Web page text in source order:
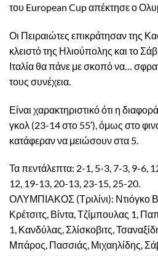
του European Cup απέκτησε ο
Οι Πειραιώτες επικράτησαν της
κλειστό της Ηλιούπολης και το
Ιταλία θα πάνε με σκοπό να…
τους συνέχεια.
Είναι χαρακτηριστικό ότι η
γκολ (23-14 στο 55′), όμως στο
κατάφεραν να μειώσουν στα 5.
Τα πεντάλεπτα: 2-1, 5-3, 7-3, 9-6,
12, 19-13, 20-13, 23-15, 25-20.
ΟΛΥΜΠΙΑΚΟΣ (Τριλίνι): Ντιόγκο
Κρέτσιτς, Βίντα, Τζίμπουλας 1,
1, Κανδύλας, Σλίσκοβιτς,
Μπάρος, Πασσιάς, Μιχαηλίδης,